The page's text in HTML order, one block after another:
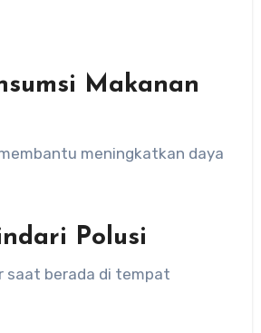
Makanan
meningkatkan daya
Polusi
saat berada di tempat